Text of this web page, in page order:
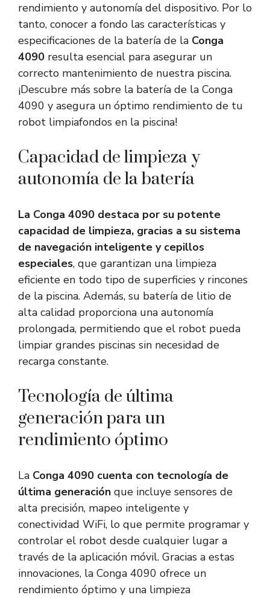
rendimiento y autonomía del dispositivo. Por lo
tanto, conocer a fondo las características y
especificaciones de la batería de la Conga
4090 resulta esencial para asegurar un
correcto mantenimiento de nuestra piscina.
¡Descubre más sobre la batería de la Conga
4090 y asegura un óptimo rendimiento de tu
robot limpiafondos en la piscina!
Capacidad de limpieza y
autonomía de la batería
La Conga 4090 destaca por su potente
capacidad de limpieza, gracias a su sistema
de navegación inteligente y cepillos
especiales, que garantizan una limpieza
eficiente en todo tipo de superficies y rincones
de la piscina. Además, su batería de litio de
alta calidad proporciona una autonomía
prolongada, permitiendo que el robot pueda
limpiar grandes piscinas sin necesidad de
recarga constante.
Tecnología de última
generación para un
rendimiento óptimo
La Conga 4090 cuenta con tecnología de
última generación que incluye sensores de
alta precisión, mapeo inteligente y
conectividad WiFi, lo que permite programar y
controlar el robot desde cualquier lugar a
través de la aplicación móvil. Gracias a estas
innovaciones, la Conga 4090 ofrece un
rendimiento óptimo y una limpieza